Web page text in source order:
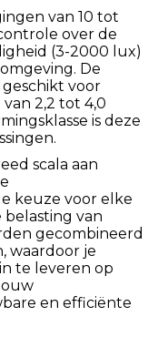
van 10 tot
over de
(3-2000 lux)
De
geschikt voor
2,2 tot 4,0
is deze
scala aan
keuze voor elke
van
gecombineerd
waardoor je
te leveren op
en efficiënte